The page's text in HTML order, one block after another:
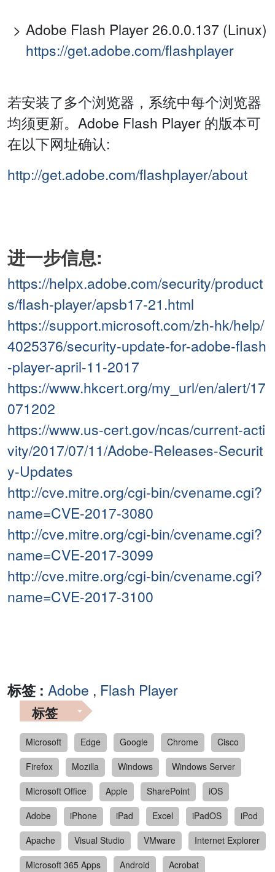
Adobe Flash Player 26.0.0.137 (Linux)
https://get.adobe.com/flashplayer
若安装了多个浏览器，系统中每个浏览器
均须更新。Adobe Flash Player 的版本可
在以下网址确认:
http://get.adobe.com/flashplayer/about
进一步信息:
https://helpx.adobe.com/security/product
s/flash-player/apsb17-21.html
https://support.microsoft.com/zh-hk/help/
4025376/security-update-for-adobe-flash
-player-april-11-2017
https://www.hkcert.org/my_url/en/alert/17
071202
https://www.us-cert.gov/ncas/current-acti
vity/2017/07/11/Adobe-Releases-Securit
y-Updates
http://cve.mitre.org/cgi-bin/cvename.cgi?
name=CVE-2017-3080
http://cve.mitre.org/cgi-bin/cvename.cgi?
name=CVE-2017-3099
http://cve.mitre.org/cgi-bin/cvename.cgi?
name=CVE-2017-3100
标签 : Adobe , Flash Player
标签
Microsoft Edge Google Chrome
Cisco
Firefox
Mozilla Windows
Windows Server
Microsoft Office
Apple SharePoint
iOS
Adobe
iPhone iPad Excel iPadOS
iPod
Apache
Visual Studio VMware
Internet Explorer
Microsoft 365 Apps
Android
Acrobat